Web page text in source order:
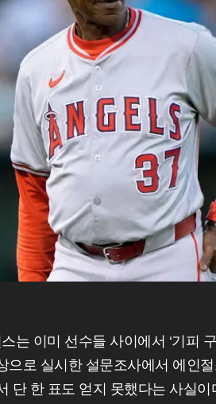
는 이미 선수들 사이에서 ‘기피
로 실시한 설문조사에서 에인절
단 한 표도 얻지 못했다는 사실